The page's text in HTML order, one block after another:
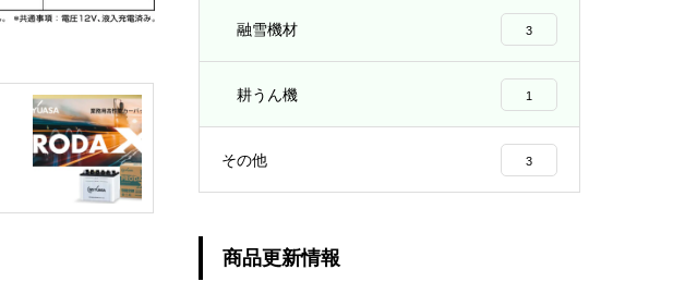
融雪機材 3
耕うん機 1
その他 3
商品更新情報